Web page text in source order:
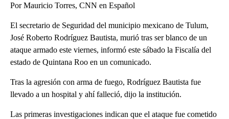
Por Mauricio Torres, CNN en Español
El secretario de Seguridad del municipio mexicano de Tulum,
José Roberto Rodríguez Bautista, murió tras ser blanco de un
ataque armado este viernes, informó este sábado la Fiscalía del
estado de Quintana Roo en un comunicado.
Tras la agresión con arma de fuego, Rodríguez Bautista fue
llevado a un hospital y ahí falleció, dijo la institución.
Las primeras investigaciones indican que el ataque fue cometido